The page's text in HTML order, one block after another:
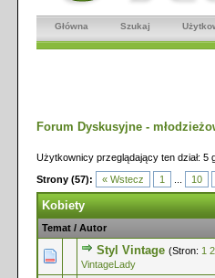
Główna Szukaj
Forum Dyskusyjne -
Użytkownicy przeglądający ten dział: 5
Strony (57):
« Wstecz 1 10
Kobiety
Temat / Autor
Styl Vintage (Stron: 1 2
VintageLady
0 głosów - średnia ocena: 0
12345